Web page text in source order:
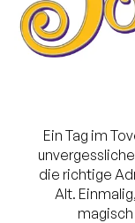
Ein Tag im
die richtige
Alt.
magisch